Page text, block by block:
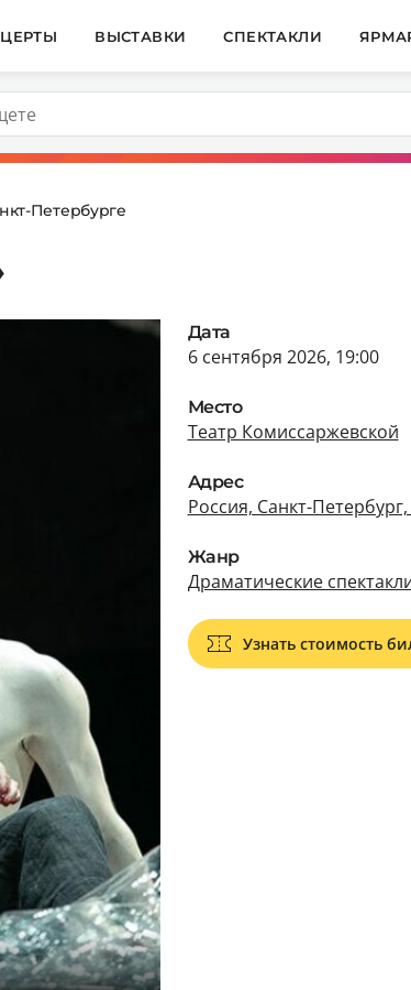
ВЫСТАВКИ СПЕКТАКЛИ
Петербурге
Дата
6 сентября 2026, 19:00
Место
Театр Комиссаржевской
Адрес
Россия, Санкт-
Жанр
Драматические
Узнать стоимость